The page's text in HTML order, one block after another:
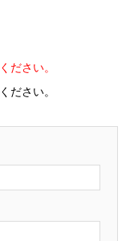
ださい。
ださい。